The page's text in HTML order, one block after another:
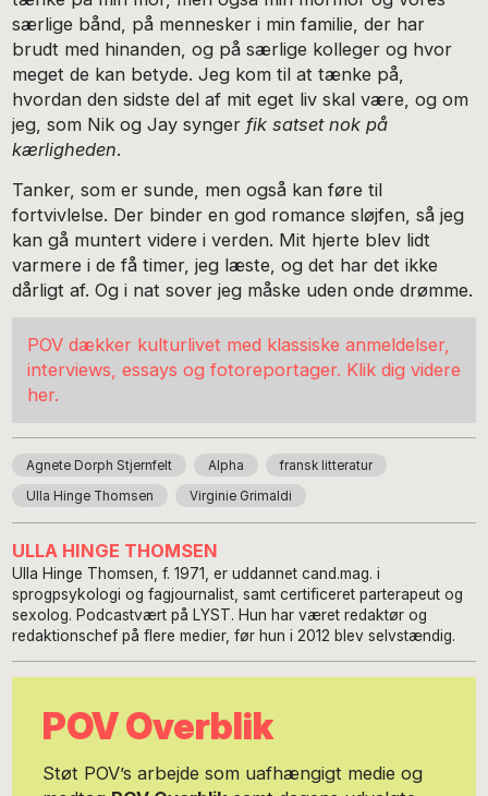
særlige bånd, på mennesker i min familie, der har
brudt med hinanden, og på særlige kolleger og hvor
meget de kan betyde. Jeg kom til at tænke på,
hvordan den sidste del af mit eget liv skal være, og om
jeg, som Nik og Jay syngerfik satset nok på
kærligheden.
Tanker, som er sunde, men også kan føre til
fortvivlelse. Der binder en god romance sløjfen, så jeg
kan gå muntert videre i verden. Mit hjerte blev lidt
varmere i de få timer, jeg læste, og det har det ikke
dårligt af. Og i nat sover jeg måske uden onde drømme.
POV dækker kulturlivet med klassiske anmeldelser,
interviews, essays og fotoreportager. Klik dig videre
her.
Agnete Dorph Stjernfelt Alpha fransk litteratur
Ulla Hinge Thomsen Virginie Grimaldi
ULLA HINGE THOMSEN
Ulla Hinge Thomsen, f. 1971, er uddannet cand.mag. i
sprogpsykologi og fagjournalist, samt certificeret parterapeut og
sexolog. Podcastvært på LYST. Hun har været redaktør og
redaktionschef på flere medier, før hun i 2012 blev selvstændig.
POV Overblik
Støt POV’s arbejde som uafhængigt medie og